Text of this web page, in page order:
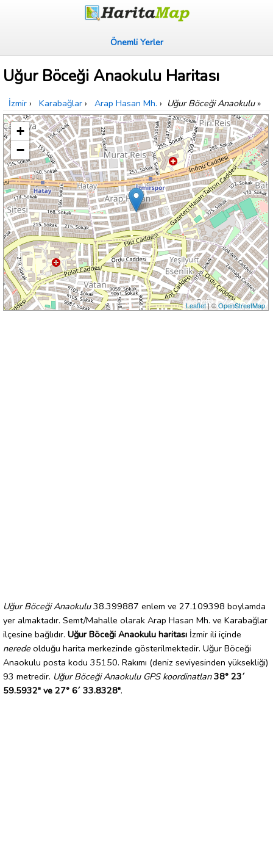
Önemli Yerler
Uğur Böceği Anaokulu Haritası
İzmir › Karabağlar › Arap Hasan Mh. › Uğur Böceği Anaokulu»
+
−
Leaflet| ©OpenStreetMap
Uğur Böceği Anaokulu38.399887 enlem ve 27.109398 boylamda
yer almaktadır. Semt/Mahalle olarak Arap Hasan Mh. ve Karabağlar
ilçesine bağlıdır. Uğur Böceği Anaokulu haritası İzmir ili içinde
nerede olduğu harita merkezinde gösterilmektedir. Uğur Böceği
Anaokulu posta kodu 35150. Rakımı (deniz seviyesinden yüksekliği)
93 metredir. Uğur Böceği Anaokulu GPS koordinatları 38° 23´
59.5932" ve 27° 6´ 33.8328".